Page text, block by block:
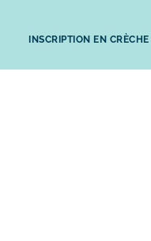
INSCRIPTION EN CRÈCHE